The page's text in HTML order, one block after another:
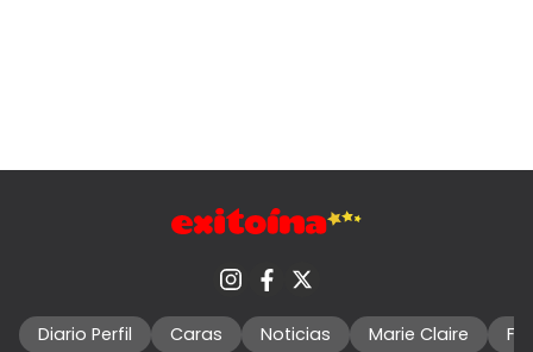
Diario Perfil Caras Noticias Marie Claire